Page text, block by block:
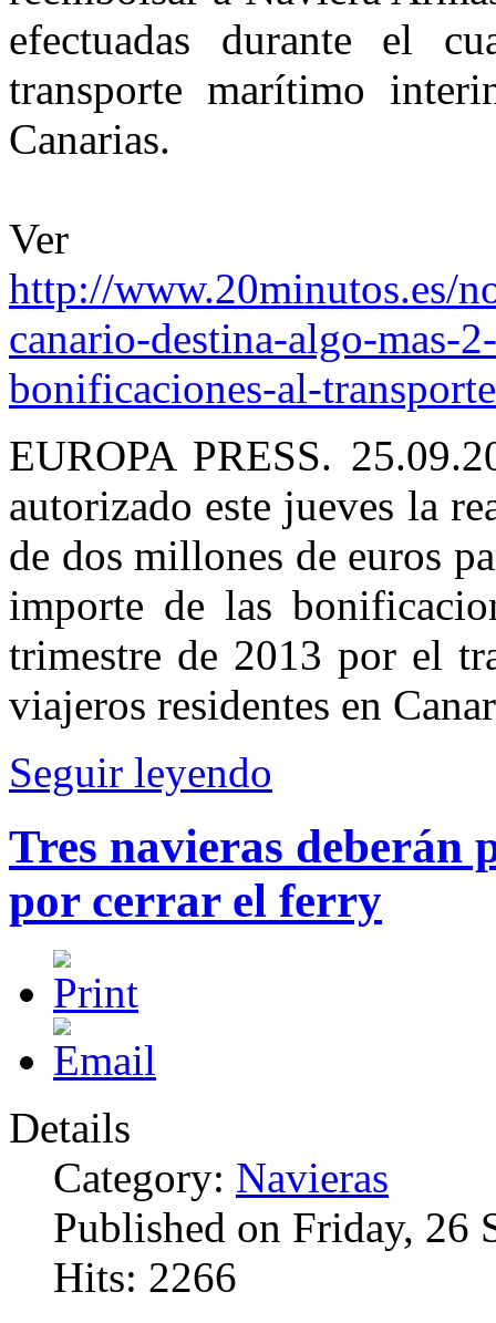
efectuadas durante el
transporte marítimo
Canarias.
Ver
http://www.20minutos.es/
canario-destina-algo-mas-
bonificaciones-al-
EUROPA PRESS.
autorizado este jueves la
de dos millones de euros
importe de las
trimestre de 2013 por el
viajeros residentes en
Seguir leyendo
Tres navieras deberán
por cerrar el ferry
Details
Category: Navieras
Published on Friday, 26
Hits: 2266